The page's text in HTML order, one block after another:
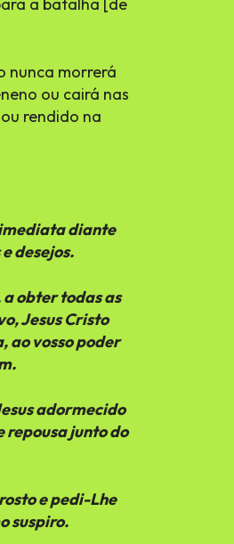
nunca morrerá
ou cairá nas
rendido na
diante
desejos.
a obter todas as
Jesus Cristo
ao vosso poder
adormecido
repousa junto do
e pedi-Lhe
suspiro.